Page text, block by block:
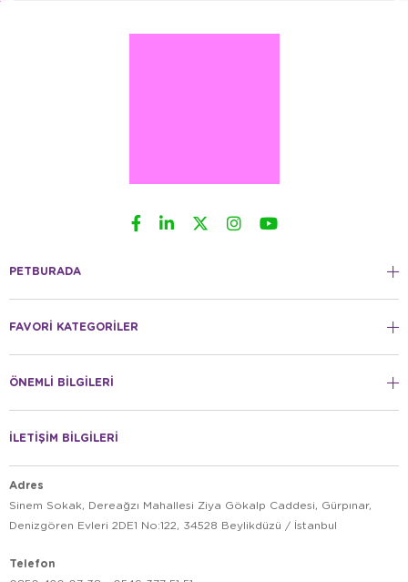
PETBURADA
FAVORİ KATEGORİLER
ÖNEMLİ BİLGİLERİ
İLETİŞİM BİLGİLERİ
Adres
Sinem Sokak, Dereağzı Mahallesi Ziya Gökalp Caddesi, Gürpınar,
Denizgören Evleri 2DE1 No:122, 34528 Beylikdüzü / İstanbul
Telefon